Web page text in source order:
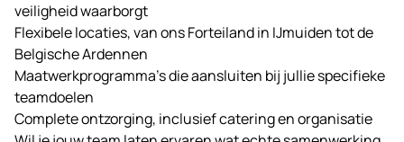
veiligheid waarborgt
Flexibelelocaties, van onsForteilandin IJmuiden tot de
Belgische Ardennen
Maatwerkprogramma’s die aansluiten bij jullie specifieke
teamdoelen
Complete ontzorging, inclusief catering en organisatie